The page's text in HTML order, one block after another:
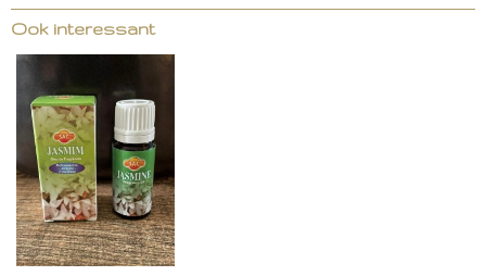
Ook interessant